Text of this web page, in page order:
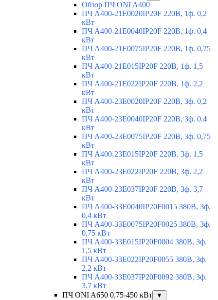
Обзор ПЧ ONI A400
ПЧ A400-21E0020IP20F 220В, 1ф. 0,2
кВт
ПЧ A400-21E0040IP20F 220В, 1ф. 0,4
кВт
ПЧ A400-21E0075IP20F 220В, 1ф. 0,75
кВт
ПЧ A400-21E015IP20F 220В, 1ф. 1,5
кВт
ПЧ A400-21E022IP20F 220В, 1ф. 2,2
кВт
ПЧ A400-23E0020IP20F 220В, 3ф. 0,2
кВт
ПЧ A400-23E0040IP20F 220В, 3ф. 0,4
кВт
ПЧ A400-23E0075IP20F 220В, 3ф. 0,75
кВт
ПЧ A400-23E015IP20F 220В, 3ф. 1,5
кВт
ПЧ A400-23E022IP20F 220В, 3ф. 2,2
кВт
ПЧ A400-23E037IP20F 220В, 3ф. 3,7
кВт
ПЧ A400-33E0040IP20F0015 380В, 3ф.
0,4 кВт
ПЧ A400-33E0075IP20F0025 380В, 3ф.
0,75 кВт
ПЧ A400-33E015IP20F0004 380В, 3ф.
1,5 кВт
ПЧ A400-33E022IP20F0055 380В, 3ф.
2,2 кВт
ПЧ A400-33E037IP20F0092 380В, 3ф.
3,7 кВт
ПЧ ONI A650 0,75-450 кВт
▼